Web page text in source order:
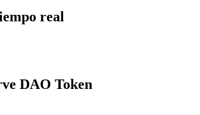
real
DAO Token